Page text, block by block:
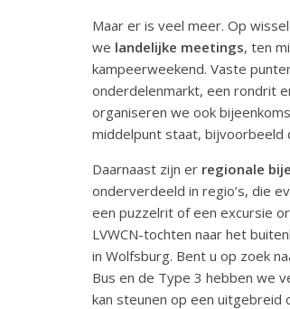
Maar er is veel meer. Op
we landelijke meetings, ten
kampeerweekend. Vaste
onderdelenmarkt, een rondrit
organiseren we ook
middelpunt staat, bijvoorbeeld
Daarnaast zijn er regionale
onderverdeeld in regio’s, die
een puzzelrit of een excursie
LVWCN-tochten naar het
in Wolfsburg. Bent u op zoek
Bus en de Type 3 hebben we
kan steunen op een uitgebreid